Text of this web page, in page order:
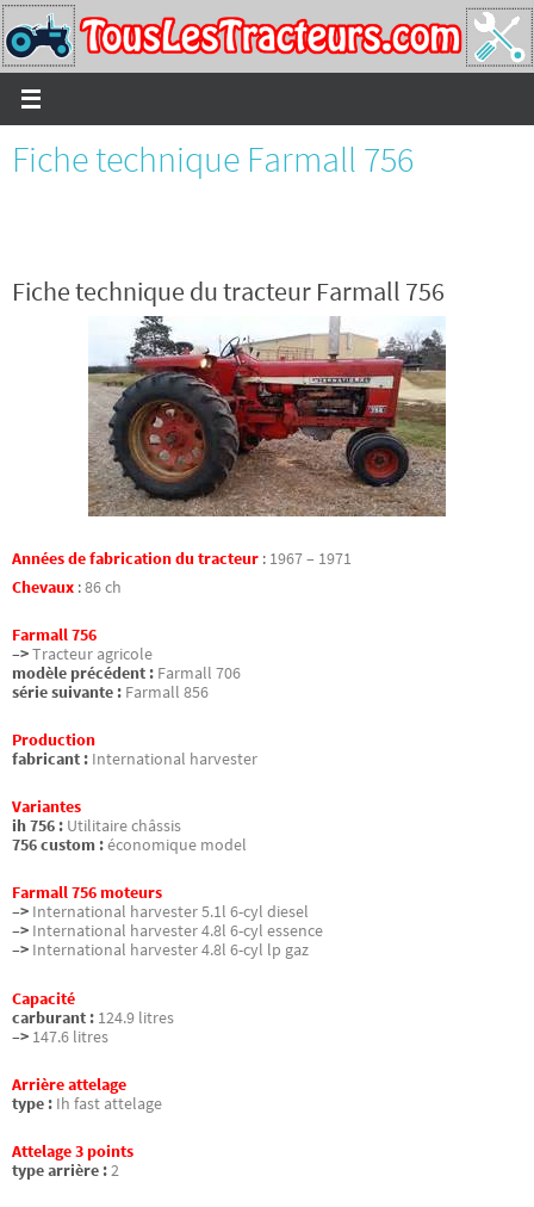
Passer
vers
le
contenu
Fiche technique Farmall 756
Fiche technique du tracteur Farmall 756
Années de fabrication du tracteur : 1967 – 1971
Chevaux :86 ch
Farmall 756
–>Tracteur agricole
modèle précédent : Farmall 706
série suivante : Farmall 856
Production
fabricant : International harvester
Variantes
ih 756 : Utilitaire châssis
756 custom :économique model
Farmall 756 moteurs
–> International harvester 5.1l 6-cyl diesel
–> International harvester 4.8l 6-cyl essence
–> International harvester 4.8l 6-cyl lp gaz
Capacité
carburant : 124.9 litres
–> 147.6 litres
Arrière attelage
type : Ih fast attelage
Attelage 3 points
type arrière :2